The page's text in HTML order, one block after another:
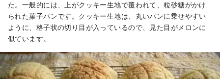
た。一般的には、上がクッキー生地で覆われて、粒砂糖がかけ
られた菓子パンです。クッキー生地は、丸いパンに乗せやすい
ように、格子状の切り目が入っているので、見た目がメロンに
似ています。